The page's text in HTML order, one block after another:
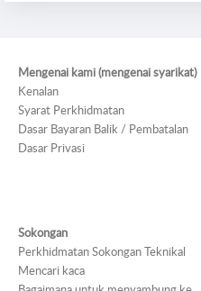
Mengenai kami (mengenai syarikat)
Kenalan
Syarat Perkhidmatan
Dasar Bayaran Balik / Pembatalan
Dasar Privasi
Sokongan
Perkhidmatan Sokongan Teknikal
Mencari kaca